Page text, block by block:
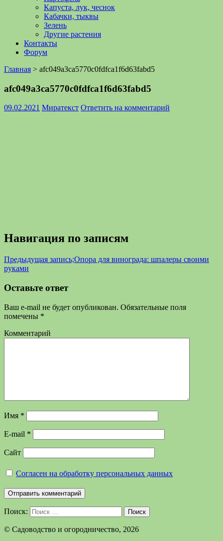
Капуста, лук, чеснок
Кабачки, тыквы
Зелень
Другие растения
Контакты
Форум
Главная > afc049a3ca5770c0fdfca1f6d63fabd5
afc049a3ca5770c0fdfca1f6d63fabd5
09.02.2021 Миратекст Ответить на комментарий
Навигация по записям
Предыдущая запись;Опора для винограда: шпалеры своими
руками
Оставьте ответ
Ваш e-mail не будет опубликован. Обязательные поля
помечены *
Комментарий
Имя *
E-mail *
Сайт
Согласен на обработку персональных данных
Поиск: Поиск
©️ Садоводство и огородничество, 2026